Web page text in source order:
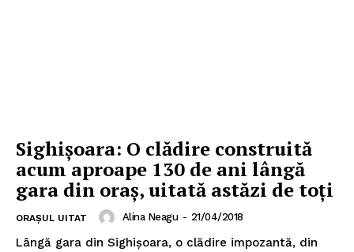
Sighișoara: O clădire construită
acum aproape 130 de ani lângă
gara din oraș, uitată astăzi de toți
ORAȘUL UITAT Alina Neagu - 21/04/2018
Lângă gara din Sighișoara, o clădire impozantă, din